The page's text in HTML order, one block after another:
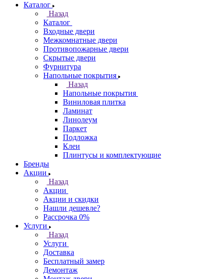
Каталог
Назад
Каталог
Входные двери
Межкомнатные двери
Противопожарные двери
Скрытые двери
Фурнитура
Напольные покрытия
Назад
Напольные покрытия
Виниловая плитка
Ламинат
Линолеум
Паркет
Подложка
Клеи
Плинтусы и комплектующие
Бренды
Акции
Назад
Акции
Акции и скидки
Нашли дешевле?
Рассрочка 0%
Услуги
Назад
Услуги
Доставка
Бесплатный замер
Демонтаж